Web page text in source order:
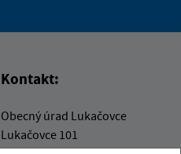
Kontakt:
Obecný úrad Lukačovce
Lukačovce 101